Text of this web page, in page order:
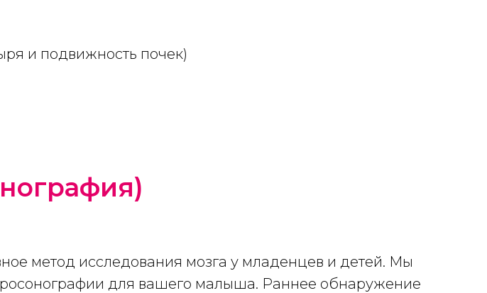
и подвижность почек)
метод исследования мозга у младенцев и детей. Мы
для вашего малыша. Раннее обнаружение